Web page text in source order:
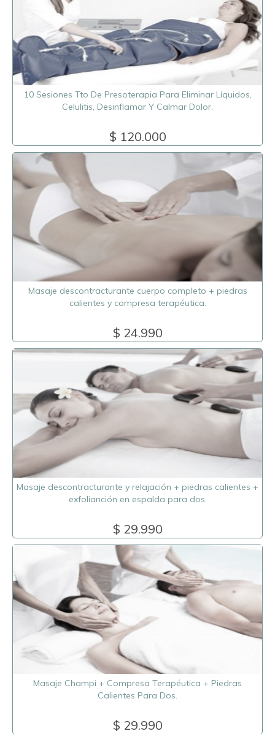
10 Sesiones Tto De Presoterapia Para Eliminar Líquidos,
Celulitis, Desinflamar Y Calmar Dolor.
$ 120.000
Masaje descontracturante cuerpo completo + piedras
calientes y compresa terapéutica.
$ 24.990
Masaje descontracturante y relajación + piedras calientes +
exfolianción en espalda para dos.
$ 29.990
Masaje Champi + Compresa Terapéutica + Piedras
Calientes Para Dos.
$ 29.990